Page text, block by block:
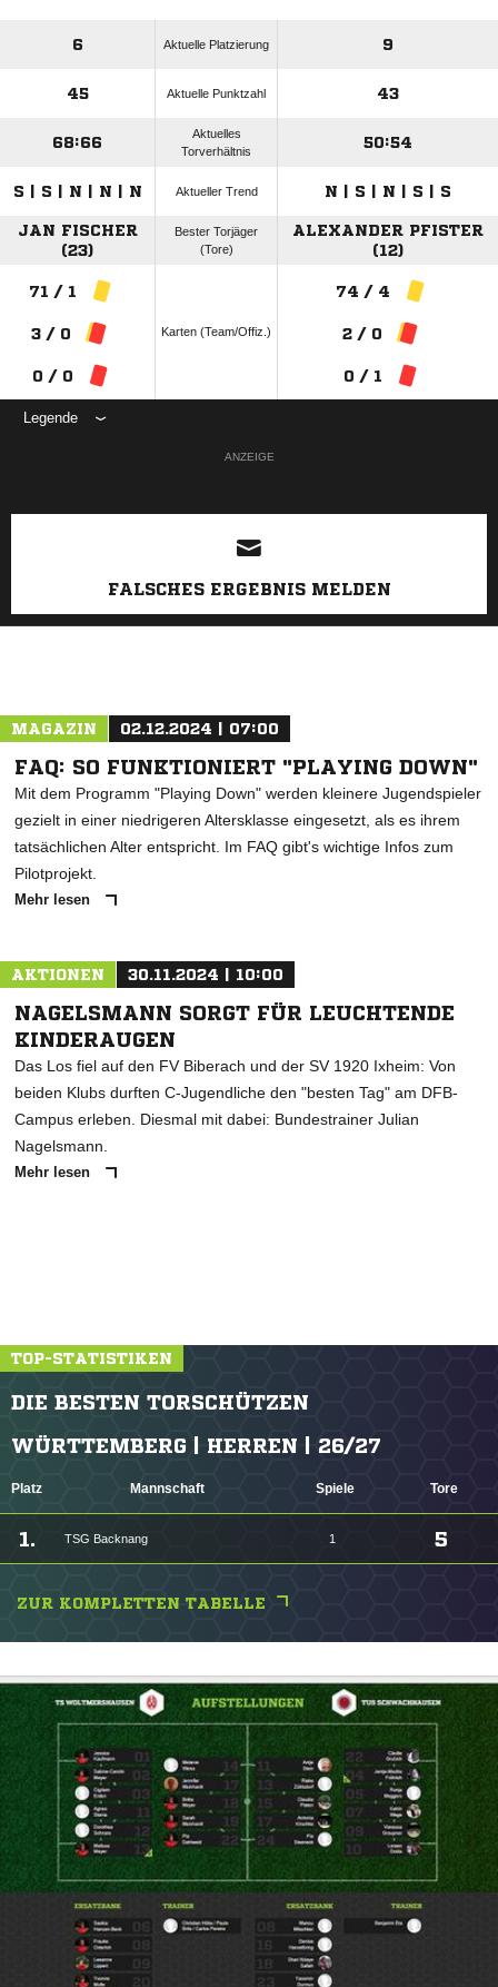
6 Aktuelle Platzierung 9
45 Aktuelle Punktzahl 43
68:66
Aktuelles
Torverhältnis
50:54
S | S | N | N | N Aktueller Trend N | S | N | S | S
JAN FISCHER
(23)
Bester Torjäger
(Tore)
ALEXANDER PFISTER
(12)
71 / 1
3 / 0
0 / 0
Karten (Team/Offiz.)
74 / 4
2 / 0
0 / 1
Legende
ANZEIGE
FALSCHES ERGEBNIS MELDEN
MAGAZIN 02.12.2024 | 07:00
FAQ: SO FUNKTIONIERT "PLAYING DOWN"
Mit dem Programm "Playing Down" werden kleinere Jugendspieler
gezielt in einer niedrigeren Altersklasse eingesetzt, als es ihrem
tatsächlichen Alter entspricht. Im FAQ gibt's wichtige Infos zum
Pilotprojekt.
Mehr lesen
AKTIONEN 30.11.2024 | 10:00
NAGELSMANN SORGT FÜR LEUCHTENDE
KINDERAUGEN
Das Los fiel auf den FV Biberach und der SV 1920 Ixheim: Von
beiden Klubs durften C-Jugendliche den "besten Tag" am DFB-
Campus erleben. Diesmal mit dabei: Bundestrainer Julian
Nagelsmann.
Mehr lesen
TOP-STATISTIKEN
DIE BESTEN TORSCHÜTZEN
WÜRTTEMBERG | HERREN | 26/27
Platz Mannschaft Spiele Tore
1. TSG Backnang 1 5
ZUR KOMPLETTEN TABELLE